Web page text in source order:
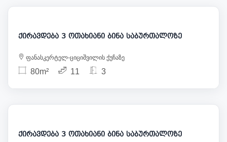
750
ქირავდება 3 ოთახიანი ბინა საბურთალოზე
ფანასკერტელ-ციციშვილის ქუჩაზე
80m² 11 3
900
ქირავდება 3 ოთახიანი ბინა საბურთალოზე